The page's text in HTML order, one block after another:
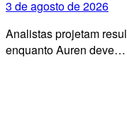
3 de agosto de 2026
Analistas projetam
enquanto Auren deve…